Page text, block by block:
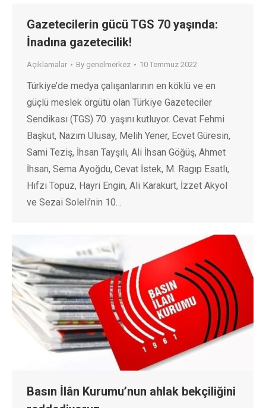
Gazetecilerin gücü TGS 70 yaşında:
İnadına gazetecilik!
Açıklamalar By genelmerkez 10 Temmuz 2022
Türkiye’de medya çalışanlarının en köklü ve en
güçlü meslek örgütü olan Türkiye Gazeteciler
Sendikası (TGS) 70. yaşını kutluyor. Cevat Fehmi
Başkut, Nazım Ulusay, Melih Yener, Ecvet Güresin,
Sami Teziş, İhsan Tayşılı, Ali İhsan Göğüş, Ahmet
İhsan, Sema Ayoğdu, Cevat İstek, M. Ragıp Esatlı,
Hıfzı Topuz, Hayri Engin, Ali Karakurt, İzzet Akyol
ve Sezai Soleli’nin 10…
Basın İlân Kurumu’nun ahlak bekçiliğini